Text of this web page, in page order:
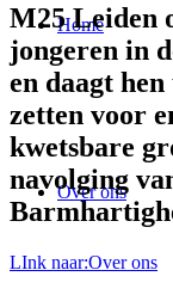
Home
Over ons
M25 Leiden
jongeren in
en daagt
zetten voor
kwetsbare
navolging
LInk naar:Over ons